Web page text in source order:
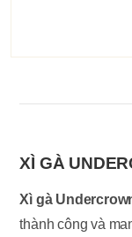
XÌ GÀ
Xì gà
thành công và